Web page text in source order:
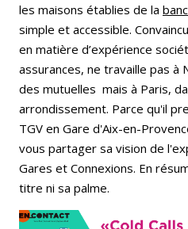
les maisons établies de la
simple et accessible.
en matière d’expérience
assurances, ne travaille pas
des mutuelles mais à Paris,
arrondissement. Parce qu'il
TGV en Gare d'Aix-en-
vous partager sa vision de
Gares et Connexions. En
titre ni sa palme.